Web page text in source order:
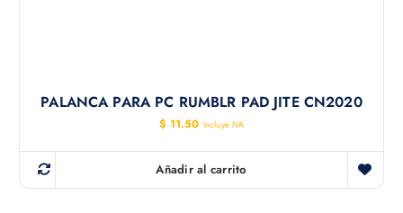
PALANCA PARA PC RUMBLR PAD JITE CN2020
$ 11.50 Incluye IVA
Añadir al carrito